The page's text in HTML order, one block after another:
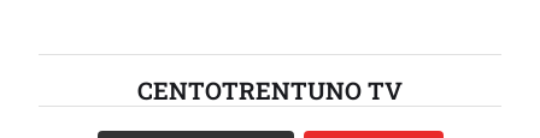
CENTOTRENTUNO TV